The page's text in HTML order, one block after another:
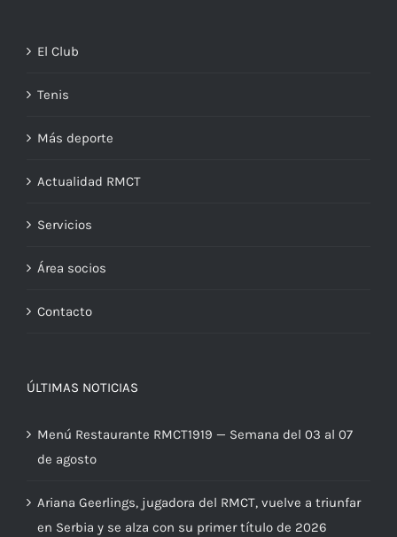
El Club
Tenis
Más deporte
Actualidad RMCT
Servicios
Área socios
Contacto
ÚLTIMAS NOTICIAS
Menú Restaurante RMCT1919 — Semana del 03 al 07
de agosto
Ariana Geerlings, jugadora del RMCT, vuelve a triunfar
en Serbia y se alza con su primer título de 2026